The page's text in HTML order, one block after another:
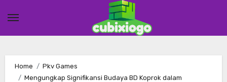
content
Home
Pkv Games
Mengungkap Signifikansi Budaya BD Koprok dalam